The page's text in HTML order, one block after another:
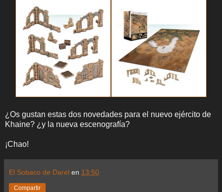
¿Os gustan estas dos novedades para el nuevo ejército de
Khaine? ¿y la nueva escenografía?
¡Chao!
El Sobaco de Darel en 13:50
Compartir